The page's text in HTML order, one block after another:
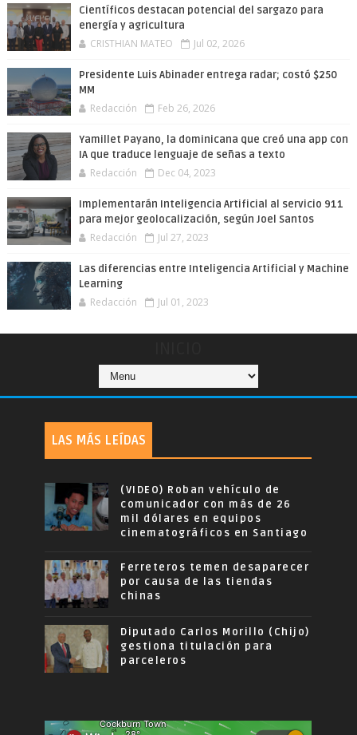
Científicos destacan potencial del sargazo para
energía y agricultura
CRISTHIAN MATEO Jul 02, 2026
Presidente Luis Abinader entrega radar; costó $250
MM
Redacción Feb 26, 2026
Yamillet Payano, la dominicana que creó una app con
IA que traduce lenguaje de señas a texto
Redacción Dec 04, 2023
Implementarán Inteligencia Artificial al servicio 911
para mejor geolocalización, según Joel Santos
Redacción Jul 27, 2023
Las diferencias entre Inteligencia Artificial y Machine
Learning
Redacción Jul 01, 2023
LAS MÁS LEÍDAS
(VIDEO) Roban vehículo de
comunicador con más de 26
mil dólares en equipos
cinematográficos en Santiago
Ferreteros temen desaparecer
por causa de las tiendas
chinas
Diputado Carlos Morillo (Chijo)
gestiona titulación para
parceleros